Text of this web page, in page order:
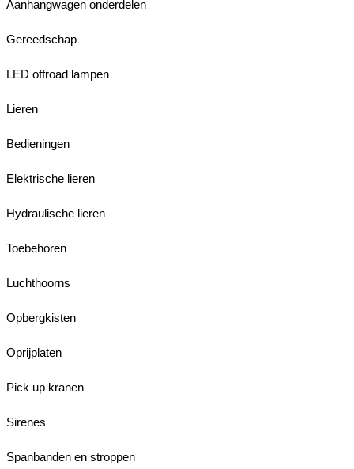
Aanhangwagen onderdelen
Gereedschap
LED offroad lampen
Lieren
Bedieningen
Elektrische lieren
Hydraulische lieren
Toebehoren
Luchthoorns
Opbergkisten
Oprijplaten
Pick up kranen
Sirenes
Spanbanden en stroppen